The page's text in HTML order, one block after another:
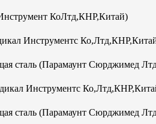
КоЛтд,КНР,Китай)
Инструментс
сталь (Парамаунт Сюрджимед
Инструментс
сталь (Парамаунт Сюрджимед